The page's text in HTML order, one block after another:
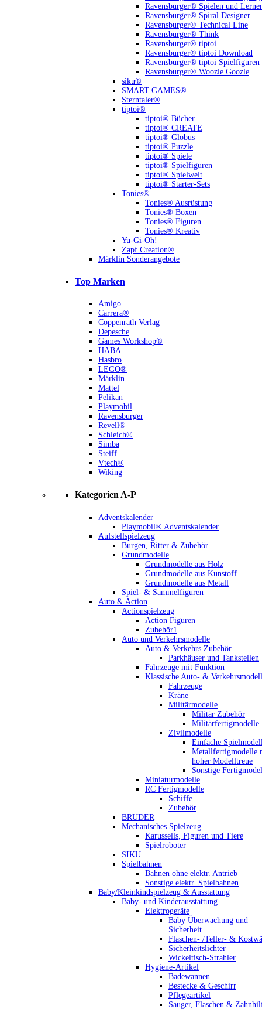
Ravensburger® Spielen und
Ravensburger® Spiral Designer
Ravensburger® Technical Line
Ravensburger® Think
Ravensburger® tiptoi
Ravensburger® tiptoi Download
Ravensburger® tiptoi Spielfiguren
Ravensburger® Woozle Goozle
siku®
SMART GAMES®
Sterntaler®
tiptoi®
tiptoi® Bücher
tiptoi® CREATE
tiptoi® Globus
tiptoi® Puzzle
tiptoi® Spiele
tiptoi® Spielfiguren
tiptoi® Spielwelt
tiptoi® Starter-Sets
Tonies®
Tonies® Ausrüstung
Tonies® Boxen
Tonies® Figuren
Tonies® Kreativ
Yu-Gi-Oh!
Zapf Creation®
Märklin Sonderangebote
Top Marken
Amigo
Carrera®
Coppenrath Verlag
Depesche
Games Workshop®
HABA
Hasbro
LEGO®
Märklin
Mattel
Pelikan
Playmobil
Ravensburger
Revell®
Schleich®
Simba
Steiff
Vtech®
Wiking
Kategorien A-P
Adventskalender
Playmobil® Adventskalender
Aufstellspielzeug
Burgen, Ritter & Zubehör
Grundmodelle
Grundmodelle aus Holz
Grundmodelle aus Kunstoff
Grundmodelle aus Metall
Spiel- & Sammelfiguren
Auto & Action
Actionspielzeug
Action Figuren
Zubehör1
Auto und Verkehrsmodelle
Auto & Verkehrs Zubehör
Parkhäuser und Tankstellen
Fahrzeuge mit Funktion
Klassische Auto- &
Fahrzeuge
Kräne
Militärmodelle
Militär Zubehör
Militärfertigmodelle
Zivilmodelle
Einfache
Metallfertigmodelle
hoher Modelltreue
Sonstige
Miniaturmodelle
RC Fertigmodelle
Schiffe
Zubehör
BRUDER
Mechanisches Spielzeug
Karussells, Figuren und Tiere
Spielroboter
SIKU
Spielbahnen
Bahnen ohne elektr. Antrieb
Sonstige elektr. Spielbahnen
Baby/Kleinkindspielzeug & Ausstattung
Baby- und Kinderausstattung
Elektrogeräte
Baby Überwachung und
Sicherheit
Flaschen- /Teller- &
Sicherheitslichter
Wickeltisch-Strahler
Hygiene-Artikel
Badewannen
Bestecke & Geschirr
Pflegeartikel
Sauger, Flaschen &